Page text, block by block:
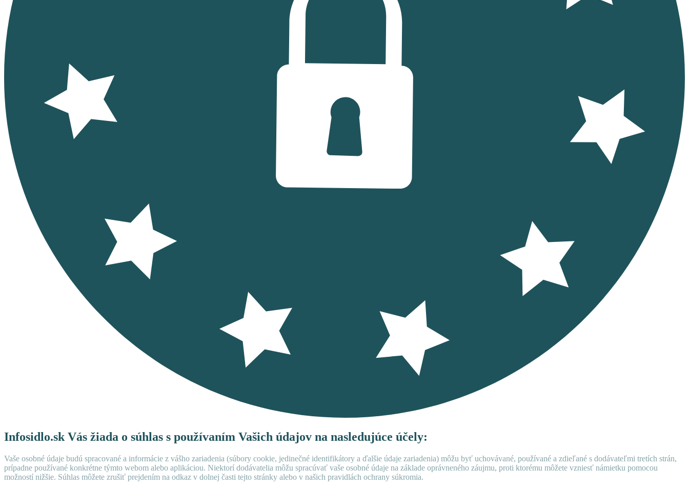
Infosidlo.sk Vás žiada o súhlas s používaním Vašich údajov na nasledujúce účely:
Vaše osobné údaje budú spracované a informácie z vášho zariadenia (súbory cookie, jedinečné identifikátory a ďalšie údaje zariadenia) môžu byť uchovávané, používané a zdieľané s dodávateľmi tretích strán,
prípadne používané konkrétne týmto webom alebo aplikáciou. Niektorí dodávatelia môžu spracúvať vaše osobné údaje na základe oprávneného záujmu, proti ktorému môžete vzniesť námietku pomocou
možností nižšie. Súhlas môžete zrušiť prejdením na odkaz v dolnej časti tejto stránky alebo v našich pravidlách ochrany súkromia.